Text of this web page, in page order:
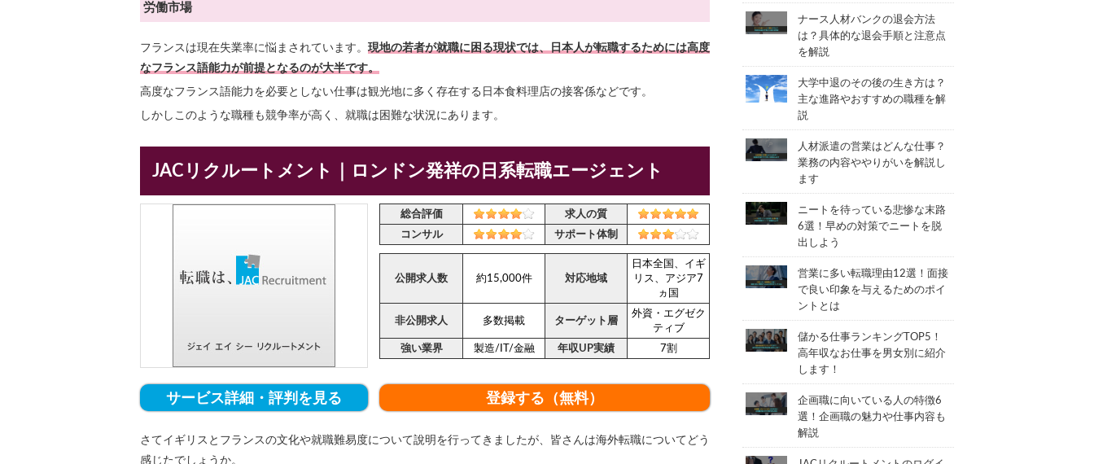
労働市場
フランスは現在失業率に悩まされています。 現地の若者が就職に困る現状では、日本人が転職するためには高度
なフランス語能力が前提となるのが大半です。
高度なフランス語能力を必要としない仕事は観光地に多く存在する日本食料理店の接客係などです。
しかしこのような職種も競争率が高く、就職は困難な状況にあります。
JACリクルートメント｜ロンドン発祥の日系転職エージェント
総合評価
求人の質
コンサル
サポート体制
公開求人数 約15,000件 対応地域
日本全国、イギ
リス、アジア7
ヵ国
非公開求人 多数掲載 ターゲット層
外資・エグゼク
ティブ
強い業界
製造/IT/金融 年収UP実績 7割
サービス詳細・評判を見る 登録する（無料）
さてイギリスとフランスの文化や就職難易度について說明を行ってきましたが、皆さんは海外転職についてどう
感じたでしょうか。
ナース人材バンクの退会方法
は？具体的な退会手順と注意点
を解説
大学中退のその後の生き方は？
主な進路やおすすめの職種を解
説
人材派遣の営業はどんな仕事？
業務の内容ややりがいを解説し
ます
ニートを待っている悲惨な末路
6選！早めの対策でニートを脱
出しよう
営業に多い転職理由12選！面接
で良い印象を与えるためのポイ
ントとは
儲かる仕事ランキングTOP5！
高年収なお仕事を男女別に紹介
します！
企画職に向いている人の特徴6
選！企画職の魅力や仕事内容も
解説